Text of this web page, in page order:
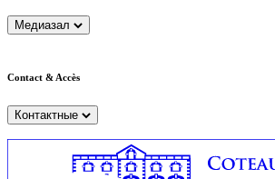
Медиазал
Contact & Accès
Контактные